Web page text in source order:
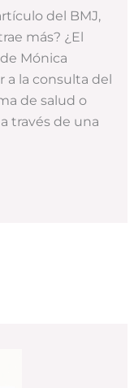
del BMJ,
más? ¿El
Mónica
a la consulta del
de salud o
través de una